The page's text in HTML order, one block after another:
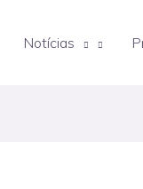
Notícias